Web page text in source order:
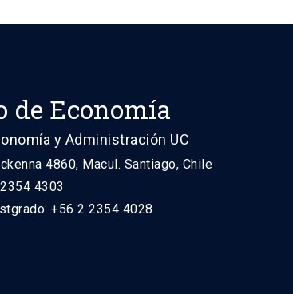
de Economía
y Administración UC
4860, Macul. Santiago, Chile
4303
+56 2 2354 4028